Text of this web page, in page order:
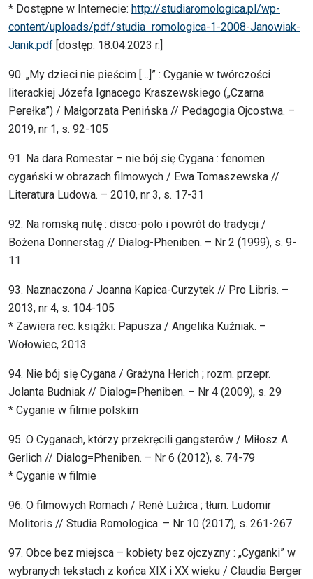
* Dostępne w Internecie: http://studiaromologica.pl/wp-
content/uploads/pdf/studia_romologica-1-2008-Janowiak-
Janik.pdf [dostęp: 18.04.2023 r.]
90. „My dzieci nie pieścim […]” : Cyganie w twórczości
literackiej Józefa Ignacego Kraszewskiego („Czarna
Perełka”) / Małgorzata Penińska // Pedagogia Ojcostwa. –
2019, nr 1, s. 92-105
91. Na dara Romestar – nie bój się Cygana : fenomen
cygański w obrazach filmowych / Ewa Tomaszewska //
Literatura Ludowa. – 2010, nr 3, s. 17-31
92. Na romską nutę : disco-polo i powrót do tradycji /
Bożena Donnerstag // Dialog-Pheniben. – Nr 2 (1999), s. 9-
11
93. Naznaczona / Joanna Kapica-Curzytek // Pro Libris. –
2013, nr 4, s. 104-105
* Zawiera rec. książki: Papusza / Angelika Kuźniak. –
Wołowiec, 2013
94. Nie bój się Cygana / Grażyna Herich ; rozm. przepr.
Jolanta Budniak // Dialog=Pheniben. – Nr 4 (2009), s. 29
* Cyganie w filmie polskim
95. O Cyganach, którzy przekręcili gangsterów / Miłosz A.
Gerlich // Dialog=Pheniben. – Nr 6 (2012), s. 74-79
* Cyganie w filmie
96. O filmowych Romach / René Lužica ; tłum. Ludomir
Molitoris // Studia Romologica. – Nr 10 (2017), s. 261-267
97. Obce bez miejsca – kobiety bez ojczyzny : „Cyganki” w
wybranych tekstach z końca XIX i XX wieku / Claudia Berger